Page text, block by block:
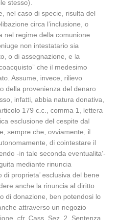
stesso).
nel caso di specie, risulta del
circa l’inclusione, o
nel regime della comunione
non intestatario sia
o di assegnazione, e la
che il medesimo
Assume, invece, rilievo
della provenienza del denaro
infatti, abbia natura donativa,
179 c.c., comma 1, lettera
esclusione del cespite dal
sempre che, ovviamente, il
di cointestare il
-in tale seconda eventualita’-
mediante rinuncia
proprieta’ esclusiva del bene
anche la rinuncia al diritto
di donazione, ben potendosi lo
attraverso un negozio
cfr. Cass. Sez. 2, Sentenza